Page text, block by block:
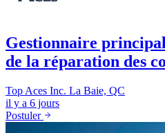
Gestionnaire
de la réparation des
Top Aces Inc. La Baie, QC
il y a 6 jours
Postuler